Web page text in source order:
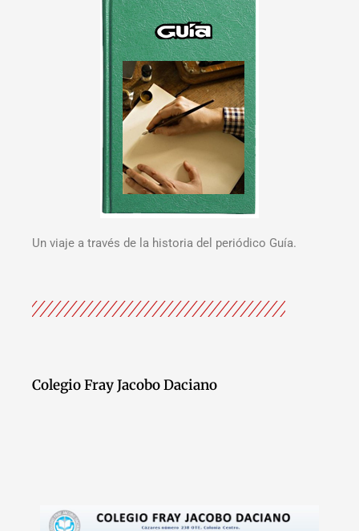
Un viaje a través de la historia del periódico Guía.
Colegio Fray Jacobo Daciano